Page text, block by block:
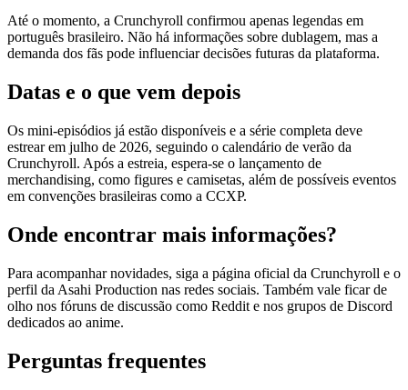
Até o momento, a Crunchyroll confirmou apenas legendas em
português brasileiro. Não há informações sobre dublagem, mas a
demanda dos fãs pode influenciar decisões futuras da plataforma.
Datas e o que vem depois
Os mini‑episódios já estão disponíveis e a série completa deve
estrear em julho de 2026, seguindo o calendário de verão da
Crunchyroll. Após a estreia, espera‑se o lançamento de
merchandising, como figures e camisetas, além de possíveis eventos
em convenções brasileiras como a CCXP.
Onde encontrar mais informações?
Para acompanhar novidades, siga a página oficial da Crunchyroll e o
perfil da Asahi Production nas redes sociais. Também vale ficar de
olho nos fóruns de discussão como Reddit e nos grupos de Discord
dedicados ao anime.
Perguntas frequentes